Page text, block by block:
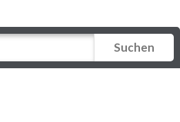
Suchen